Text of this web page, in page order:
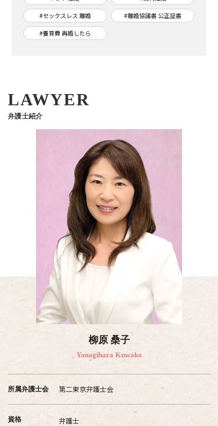
#セックスレス 離婚 #離婚協議書 公正証書
#養育費 再婚したら
柳原 桑子
Yanagihara Kuwako
LAWYER
弁護士紹介
所属弁護士会 第二東京弁護士会
資格
弁護士